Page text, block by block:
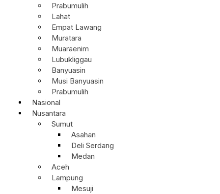
Prabumulih
Lahat
Empat Lawang
Muratara
Muaraenim
Lubukliggau
Banyuasin
Musi Banyuasin
Prabumulih
Nasional
Nusantara
Sumut
Asahan
Deli Serdang
Medan
Aceh
Lampung
Mesuji